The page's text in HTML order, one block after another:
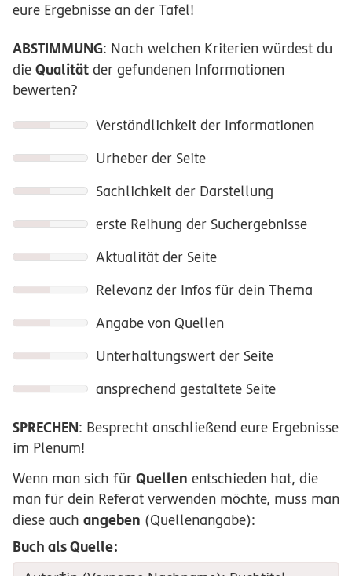
eure Ergebnisse an der Tafel!
ABSTIMMUNG: Nach welchen Kriterien würdest du
die Qualität der gefundenen Informationen
bewerten?
Verständlichkeit der Informationen
Urheber der Seite
Sachlichkeit der Darstellung
erste Reihung der Suchergebnisse
Aktualität der Seite
Relevanz der Infos für dein Thema
Angabe von Quellen
Unterhaltungswert der Seite
ansprechend gestaltete Seite
SPRECHEN: Besprecht anschließend eure Ergebnisse
im Plenum!
Wenn man sich für Quellen entschieden hat, die
man für dein Referat verwenden möchte, muss man
diese auch angeben (Quellenangabe):
Buch als Quelle: